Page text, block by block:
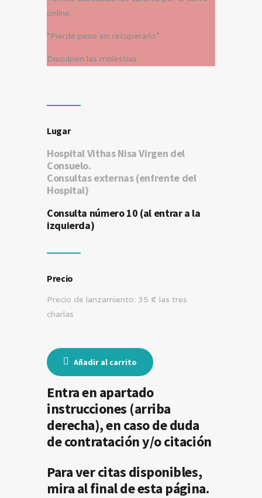
online.
“Pierde peso sin recuperarlo”
Disculpen las molestias
Lugar
Hospital Vithas Nisa Virgen del
Consuelo.
Consultas externas (enfrente del
Hospital)
Consulta número 10 (al entrar a la
izquierda)
Precio
Precio de lanzamiento: 35 € las tres
charlas
Añadir al carrito
Entra en apartado
instrucciones (arriba
derecha), en caso de duda
de contratación y/o citación
Para ver citas disponibles,
mira al final de esta página.